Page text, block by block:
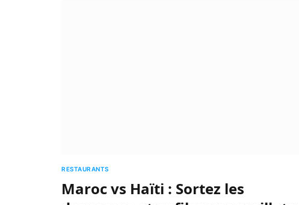
RESTAURANTS
Maroc vs Haïti : Sortez les